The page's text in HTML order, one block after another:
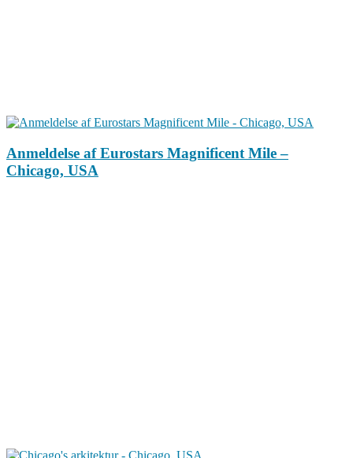
Anmeldelse af Eurostars Magnificent Mile‏‏ –
Chicago, USA